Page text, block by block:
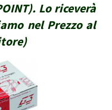
Lo riceverà
nel Prezzo al
)